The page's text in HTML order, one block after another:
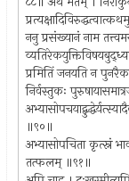
ननु प्रसंख्यानं नाम
प्रमितिं जनयति न
निर्वस्तुकः
॥९०॥
अभ्यासोपचिता कृत्स्नं
तत्फलम् ॥९१॥